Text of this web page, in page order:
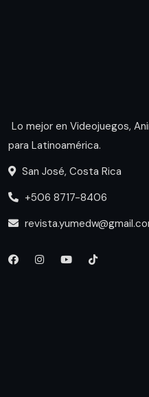
Lo mejor en Videojuegos,
para Latinoamérica.
San José, Costa Rica
+506 8717-8406